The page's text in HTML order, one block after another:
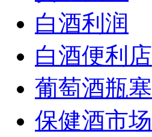
白酒利润
白酒便利店
葡萄酒瓶塞
保健酒市场